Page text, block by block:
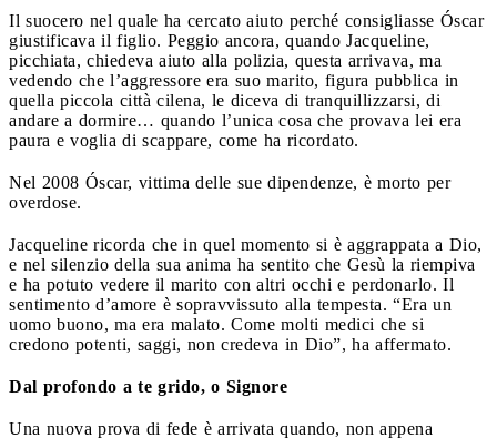
Il suocero nel quale ha cercato aiuto perché consigliasse Óscar
giustificava il figlio. Peggio ancora, quando Jacqueline,
picchiata, chiedeva aiuto alla polizia, questa arrivava, ma
vedendo che l’aggressore era suo marito, figura pubblica in
quella piccola città cilena, le diceva di tranquillizzarsi, di
andare a dormire… quando l’unica cosa che provava lei era
paura e voglia di scappare, come ha ricordato.
Nel 2008 Óscar, vittima delle sue dipendenze, è morto per
overdose.
Jacqueline ricorda che in quel momento si è aggrappata a Dio,
e nel silenzio della sua anima ha sentito che Gesù la riempiva
e ha potuto vedere il marito con altri occhi e perdonarlo. Il
sentimento d’amore è sopravvissuto alla tempesta. “Era un
uomo buono, ma era malato. Come molti medici che si
credono potenti, saggi, non credeva in Dio”, ha affermato.
Dal profondo a te grido, o Signore
Una nuova prova di fede è arrivata quando, non appena